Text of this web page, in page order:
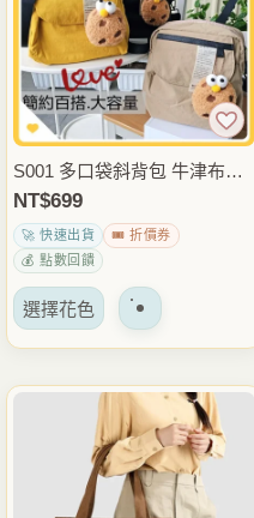
體。
可
以
在
產
頁
上
擇
S001 多口袋斜背包 牛津布大
容量單肩包 餅乾吊飾休閒外出
包
NT$699
🚀 快速出貨
🎟️ 折價券
💰 點數回饋
選擇花色 該
有
種
變
體。